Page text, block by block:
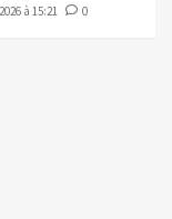
à 15:21
0